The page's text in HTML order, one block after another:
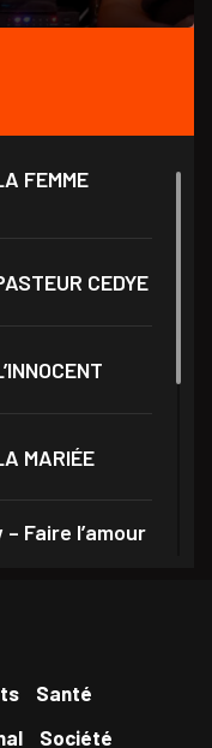
FEMME
CEDYE
MARIÉE
Faire l’amour
Santé
Société